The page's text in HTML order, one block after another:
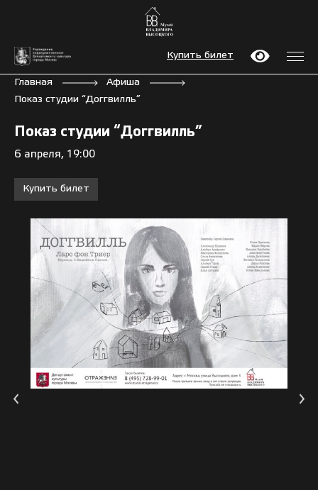
Купить билет
Главная
Афиша
Показ студии “Доггвилль”
Показ студии “Доггвилль”
6 апреля, 19:00
Купить билет